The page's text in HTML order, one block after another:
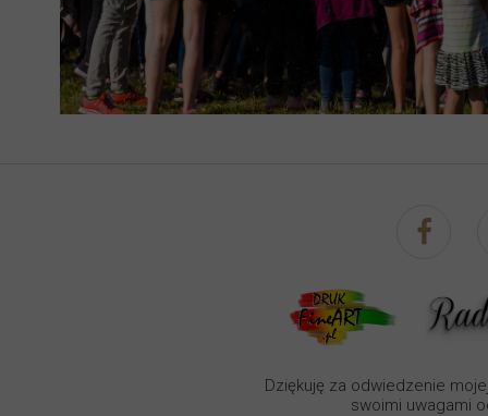
Dziękuję za odwiedzenie
swoimi uwagami